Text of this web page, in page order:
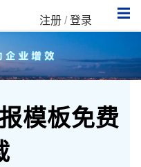
注册 /登录
模板免费